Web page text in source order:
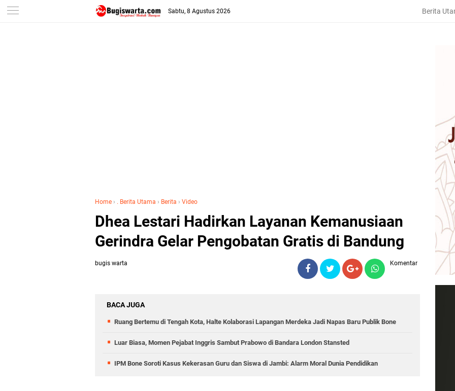
-->
Sabtu, 8 Agustus 2026 Berita
Home › . Berita Utama › Berita › Video
Dhea Lestari Hadirkan Layanan Kemanusiaan
Gerindra Gelar Pengobatan Gratis di Bandung
bugis warta Komentar
BACA JUGA
Ruang Bertemu di Tengah Kota, Halte Kolaborasi Lapangan Merdeka Jadi Napas Baru Publik Bone
Luar Biasa, Momen Pejabat Inggris Sambut Prabowo di Bandara London Stansted
IPM Bone Soroti Kasus Kekerasan Guru dan Siswa di Jambi: Alarm Moral Dunia Pendidikan